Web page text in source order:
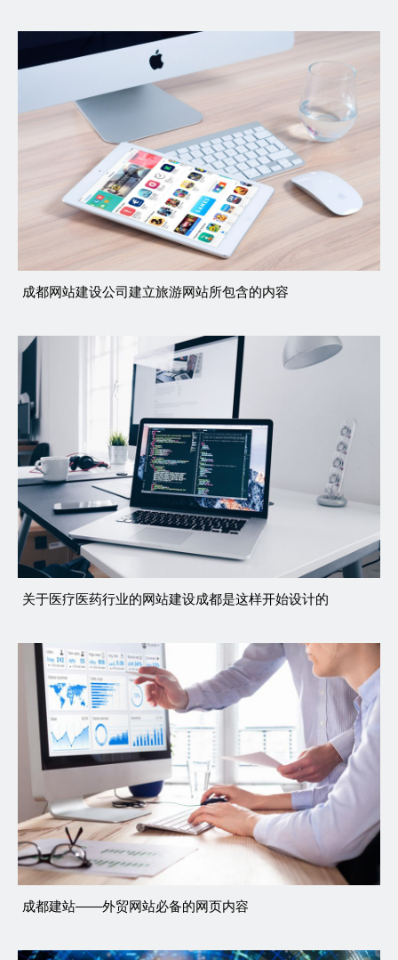
成都网站建设公司建立旅游网站所包含的内容
​关于医疗医药行业的网站建设成都是这样开始设计的
成都建站——外贸网站必备的网页内容